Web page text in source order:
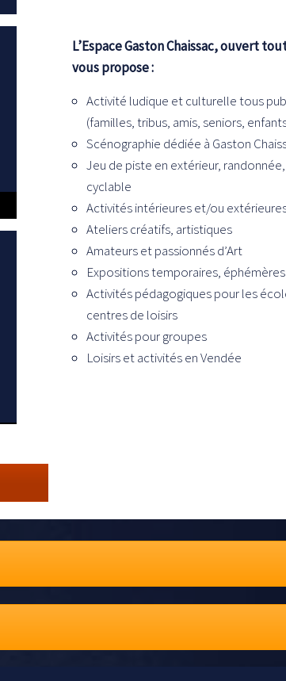
L’Espace Gaston Chaissac, ouvert
vous propose :
Activité ludique et culturelle tous
(familles, tribus, amis, seniors,
Scénographie dédiée à Gaston
Jeu de piste en extérieur,
cyclable
Activités intérieures et/ou
Ateliers créatifs, artistiques
Amateurs et passionnés d’Art
Expositions temporaires, éphémères
Activités pédagogiques pour les
centres de loisirs
Activités pour groupes
Loisirs et activités en Vendée